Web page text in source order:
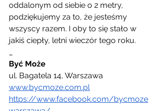
oddalonym od siebie o 2 metry,
podziękujemy za to, że jesteśmy
wszyscy razem. I oby to się stało w
jakiś ciepły, letni wieczór tego roku.
Być Może
ul. Bagatela 14, Warszawa
www.bycmoze.com.pl
https://www.facebook.com/bycmoze